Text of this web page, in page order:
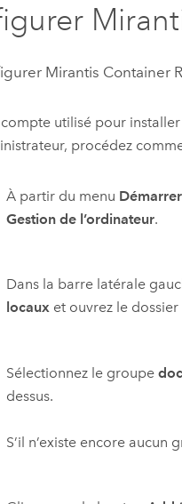
Mirantis Container
compte utilisé pour
procédez
À partir du menu Démarrer
Gestion de l’ordinateur.
Dans la barre latérale
locauxet ouvrez le dossier
Sélectionnez le groupe
dessus.
S’il n’existe encore aucun